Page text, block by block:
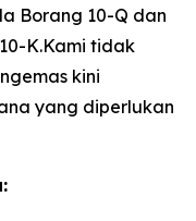
Borang 10-Q dan
K.Kami tidak
kini
yang diperlukan